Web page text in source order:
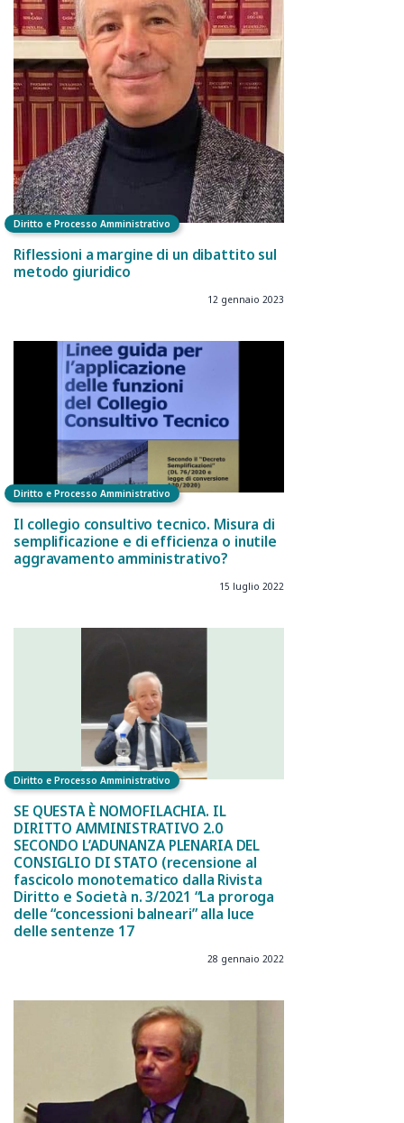
Diritto e Processo Amministrativo
Riflessioni a margine di un dibattito sul
metodo giuridico
12 gennaio 2023
Diritto e Processo Amministrativo
Il collegio consultivo tecnico. Misura di
semplificazione e di efficienza o inutile
aggravamento amministrativo?
15 luglio 2022
Diritto e Processo Amministrativo
SE QUESTA È NOMOFILACHIA. IL
DIRITTO AMMINISTRATIVO 2.0
SECONDO L’ADUNANZA PLENARIA DEL
CONSIGLIO DI STATO (recensione al
fascicolo monotematico dalla Rivista
Diritto e Società n. 3/2021 “La proroga
delle “concessioni balneari” alla luce
delle sentenze 17
28 gennaio 2022